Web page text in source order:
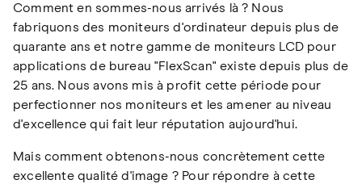
Comment en sommes-nous arrivés là ? Nous
fabriquons des moniteurs d'ordinateur depuis plus de
quarante ans et notre gamme de moniteurs LCD pour
applications de bureau "FlexScan" existe depuis plus de
25 ans. Nous avons mis à profit cette période pour
perfectionner nos moniteurs et les amener au niveau
d'excellence qui fait leur réputation aujourd'hui.
Mais comment obtenons-nous concrètement cette
excellente qualité d'image ? Pour répondre à cette